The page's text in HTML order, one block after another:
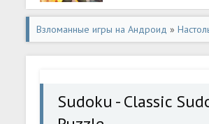
Взломанные игры на Андроид »
Sudoku - Classic Sudoku Puzzle (Много
Sudoku - Classic